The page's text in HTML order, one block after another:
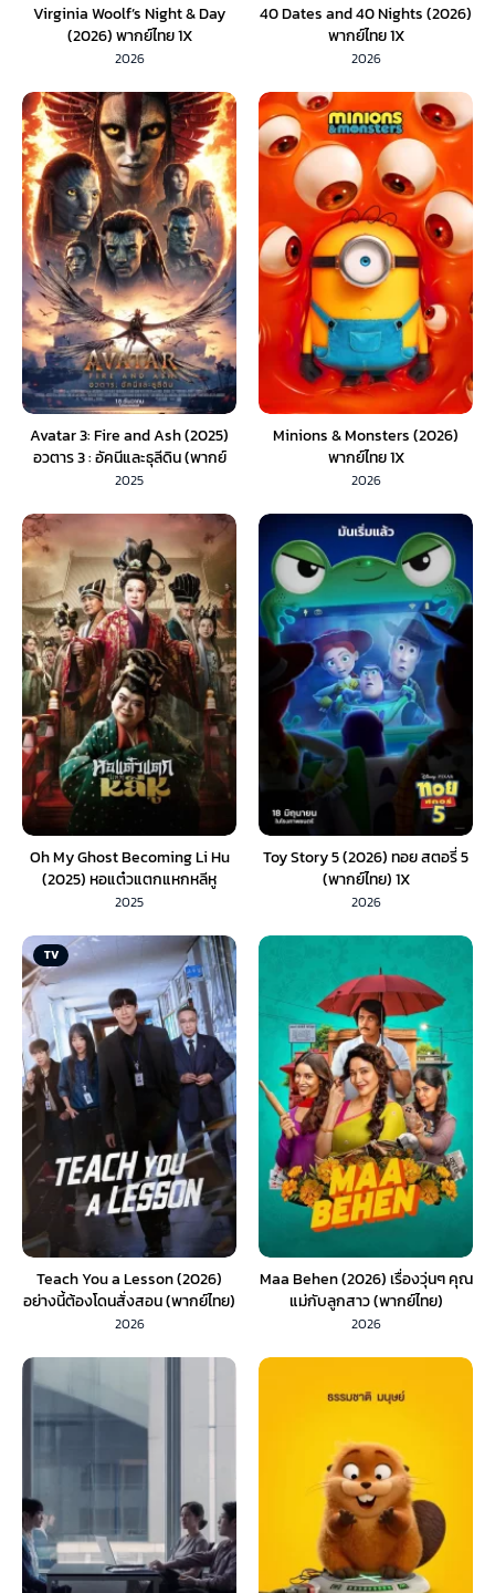
Virginia Woolf’s Night & Day
(2026) พากย์ไทย 1X
2026
40 Dates and 40 Nights (2026)
พากย์ไทย 1X
2026
Avatar 3: Fire and Ash (2025)
อวตาร 3 : อัคนีและธุลีดิน (พากย์
ไทย)
2025
Minions & Monsters (2026)
พากย์ไทย 1X
2026
Oh My Ghost Becoming Li Hu
(2025) หอแต๋วแตกแหกหลีหู
2025
Toy Story 5 (2026) ทอย สตอรี่ 5
(พากย์ไทย) 1X
2026
TV
Teach You a Lesson (2026)
อย่างนี้ต้องโดนสั่งสอน (พากย์ไทย)
EP.1-10
2026
Maa Behen (2026) เรื่องวุ่นๆ คุณ
แม่กับลูกสาว (พากย์ไทย)
2026